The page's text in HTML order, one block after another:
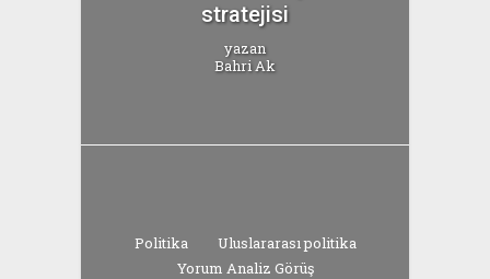
stratejisi
yazan
Bahri Ak
Politika
Uluslararası politika
Yorum Analiz Görüş